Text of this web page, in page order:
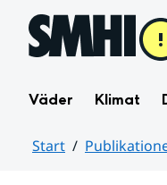
Hoppa till sidans
Väder Klimat
Start